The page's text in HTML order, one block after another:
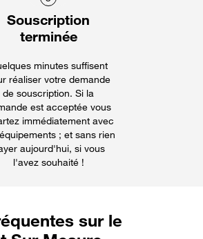
Souscription
terminée
minutes suffisent
réaliser votre demande
de souscription. Si la
est acceptée vous
immédiatement avec
; et sans rien
aujourd'hui, si vous
l'avez souhaité !
sur le